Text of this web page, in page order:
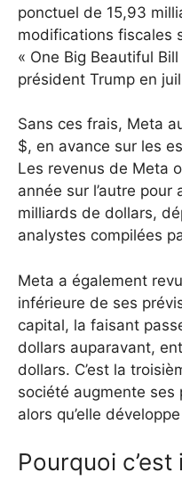
ponctuel de 15,93
modifications fiscales
« One Big Beautiful
président Trump en
Sans ces frais, Meta
$, en avance sur les
Les revenus de Meta
année sur l’autre
milliards de dollars,
analystes compilées
Meta a également
inférieure de ses
capital, la faisant
dollars auparavant,
dollars. C’est la
société augmente ses
alors qu’elle
Pourquoi